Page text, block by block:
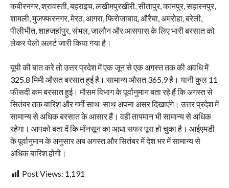
कबीरनगर, श्रावस्ती, बहराइच, लखीमपुरखीरी, सीतापुर, कानपुर, सहारनपुर,
शामली, मुजफ्फरनगर, मेरठ, आगरा, फिरोजाबाद, औरैया, अमरोहा, बरेली,
पीलीभीत, शाहजहांपुर, संभल, जालौन और आसपास के लिए भारी बरसात को
लेकर येलो अलर्ट जारी किया गया है।
यूपी की बात करे तो उत्तर प्रदेश में एक जून से एक अगस्त तक की अवधि में
325.8 मिमी औसत बरसात हुई है। सामान्य औसत 365.9 है। यानी कुल 11
फीसदी कम बरसात हुई। मौसम विभाग के पूर्वानुमान बता रहे हैं कि अगस्त से
सितंबर तक बारिश और गर्मी साथ-साथ अपना असर दिखाएंगे। उत्तर प्रदेश में
सामान्य से अधिक बरसात के आसार हैं। वहीं तापमान भी सामान्य से अधिक
रहेगा। आपको बता दें कि मॉनसून का आधा सफर पूरा हो चुका है। आईएमडी
के पूर्वानुमान के अनुसार अब अगस्त और सितंबर में देश भर में सामान्य से
अधिक बारिश होगी।
Post Views: 1,191